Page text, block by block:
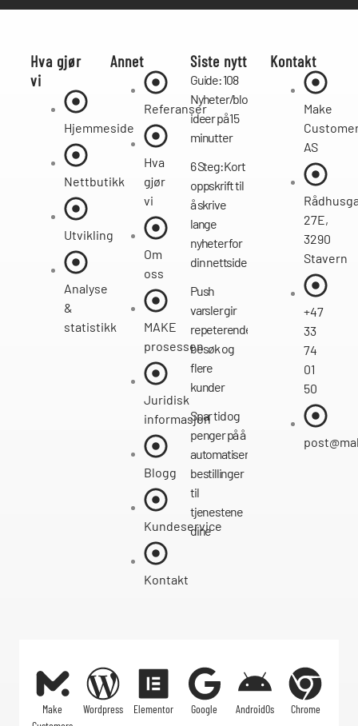
Hva gjør
vi
Hjemmeside
Nettbutikk
Utvikling
Analyse
&
statistikk
Annet
Referanser
Hva
gjør
vi
Om
oss
MAKE
prosessen
Juridisk
informasjon
Blogg
Kundeservice
Kontakt
Siste nytt
Guide: 108
Nyheter/bloggpost
ideer på 15
minutter
6 Steg: Kort
oppskrift til
å skrive
lange
nyheter for
din nettside
Push
varsler gir
repeterende
besøk og
flere
kunder
Spar tid og
penger på å
automatisere
bestillinger
til
tjenestene
dine
Kontakt
Make
AS
27E,
3290
Stavern
+47
33
74
01
50
Make
Wordpress Elementor Google AndroidOs Chrome